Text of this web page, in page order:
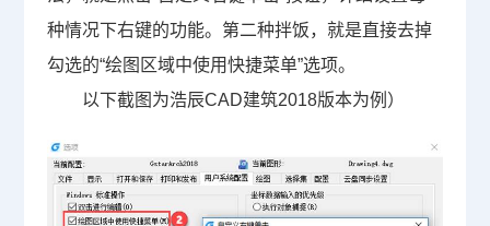
种情况下右键的功能。第二种拌饭，就是直接去掉
勾选的“绘图区域中使用快捷菜单”选项。
以下截图为浩辰CAD建筑2018版本为例）